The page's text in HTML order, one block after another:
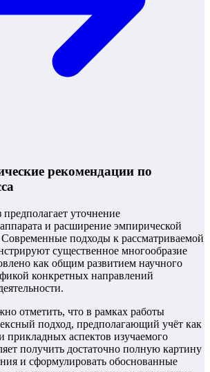
рекомендации по
уточнение
и расширение эмпирической
Современные подходы к рассматриваемой
существенное многообразие
как общим развитием научного
конкретных направлений
отметить, что в рамках работы
подход, предполагающий учёт как
прикладных аспектов изучаемого
получить достаточно полную картину
и сформулировать обоснованные